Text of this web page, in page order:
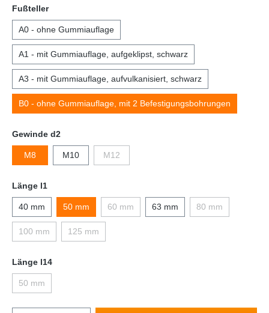
Fußteller
A0 - ohne Gummiauflage
A1 - mit Gummiauflage, aufgeklipst, schwarz
A3 - mit Gummiauflage, aufvulkanisiert, schwarz
B0 - ohne Gummiauflage, mit 2 Befestigungsbohrungen
Gewinde d2
M8 M10 M12
Länge l1
40 mm 50 mm 60 mm 63 mm 80 mm
100 mm 125 mm
Länge l14
50 mm